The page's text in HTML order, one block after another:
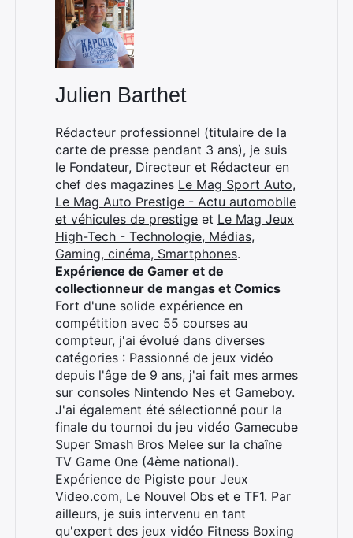
Julien Barthet
Rédacteur professionnel (titulaire de la
carte de presse pendant 3 ans), je suis
le Fondateur, Directeur et Rédacteur en
chef des magazines Le Mag Sport Auto,
Le Mag Auto Prestige - Actu automobile
et véhicules de prestige et Le Mag Jeux
High-Tech - Technologie, Médias,
Gaming, cinéma, Smartphones.
Expérience de Gamer et de
collectionneur de mangas et Comics
Fort d'une solide expérience en
compétition avec 55 courses au
compteur, j'ai évolué dans diverses
catégories : Passionné de jeux vidéo
depuis l'âge de 9 ans, j'ai fait mes armes
sur consoles Nintendo Nes et Gameboy.
J'ai également été sélectionné pour la
finale du tournoi du jeu vidéo Gamecube
Super Smash Bros Melee sur la chaîne
TV Game One (4ème national).
Expérience de Pigiste pour Jeux
Video.com, Le Nouvel Obs et e TF1. Par
ailleurs, je suis intervenu en tant
qu'expert des jeux vidéo Fitness Boxing